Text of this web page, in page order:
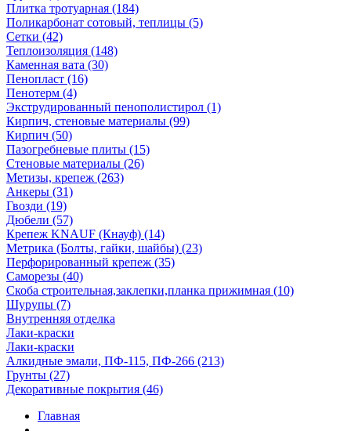
Плитка тротуарная (184)
Поликарбонат сотовый, теплицы (5)
Сетки (42)
Теплоизоляция (148)
Каменная вата (30)
Пенопласт (16)
Пенотерм (4)
Экструдированный пенополистирол (1)
Кирпич, стеновые материалы (99)
Кирпич (50)
Пазогребневые плиты (15)
Стеновые материалы (26)
Метизы, крепеж (263)
Анкеры (31)
Гвозди (19)
Дюбели (57)
Крепеж KNAUF (Кнауф) (14)
Метрика (Болты, гайки, шайбы) (23)
Перфорированный крепеж (35)
Саморезы (40)
Скоба строительная,заклепки,планка прижимная (10)
Шурупы (7)
Внутренняя отделка
Лаки-краски
Лаки-краски
Алкидные эмали, ПФ-115, ПФ-266 (213)
Грунты (27)
Декоративные покрытия (46)
Главная